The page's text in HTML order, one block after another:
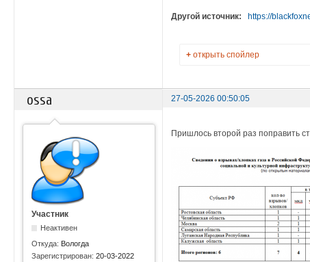
Другой источник: https://
+ открыть спойлер
ossa 27-05-2026 00:50:05
Участник
Неактивен
Откуда: Вологда
Зарегистрирован:20-03-2022
Пришлось второй раз поправить